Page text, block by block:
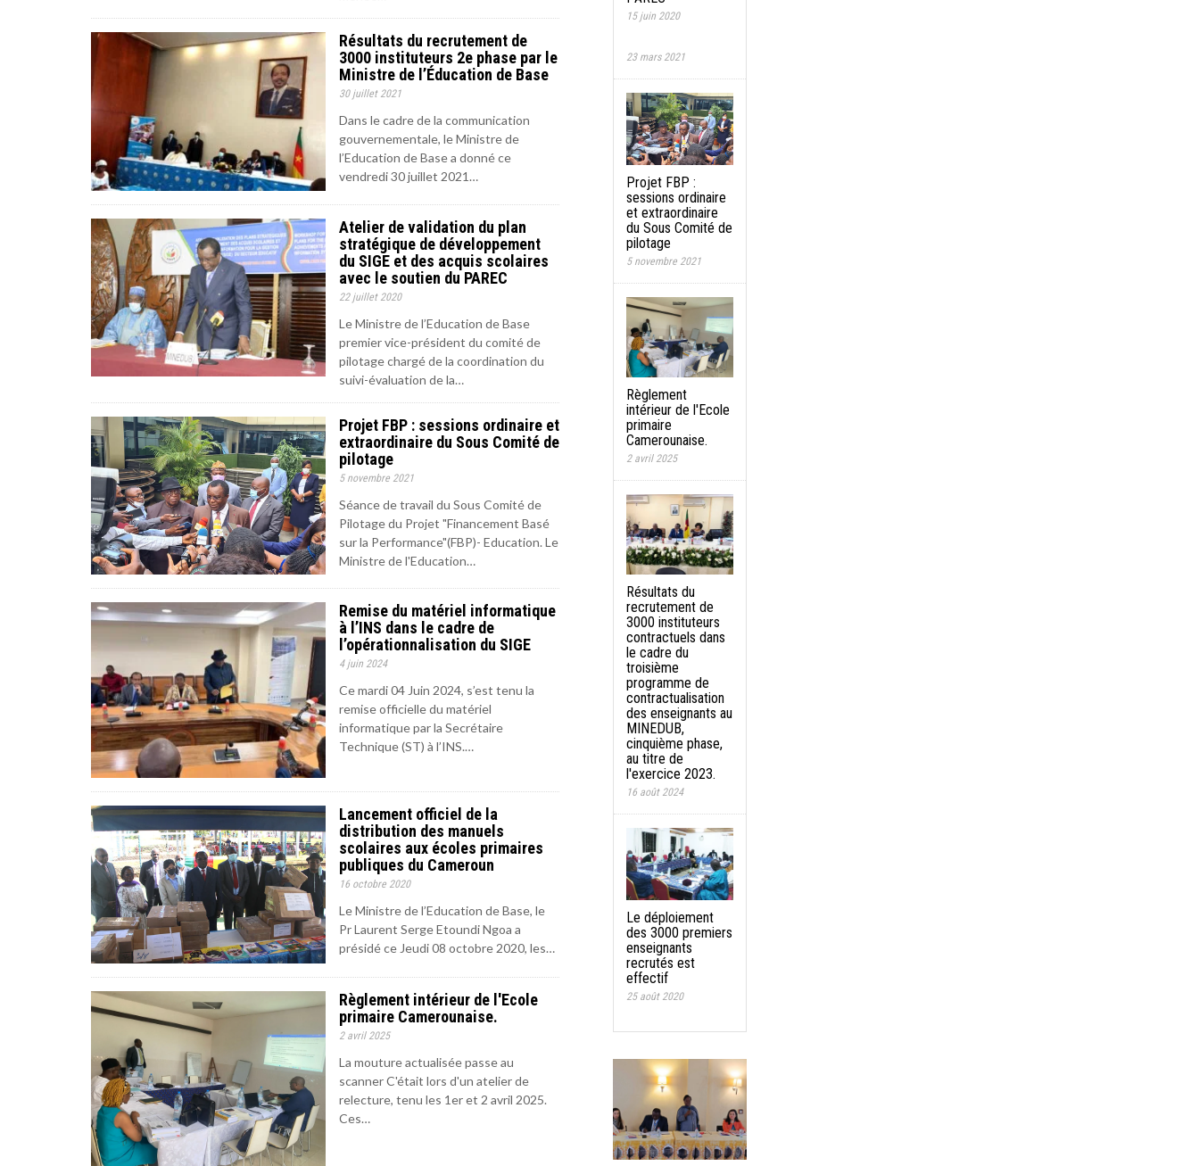
Résultats du recrutement de
3000 instituteurs 2e phase par le
Ministre de l’Éducation de Base
30 juillet 2021
Dans le cadre de la communication
gouvernementale, le Ministre de
l’Education de Base a donné ce
vendredi 30 juillet 2021…
Atelier de validation du plan
stratégique de développement
du SIGE et des acquis scolaires
avec le soutien du PAREC
22 juillet 2020
Le Ministre de l’Education de Base
premier vice-président du comité de
pilotage chargé de la coordination du
suivi-évaluation de la…
Projet FBP : sessions ordinaire et
extraordinaire du Sous Comité de
pilotage
5 novembre 2021
Séance de travail du Sous Comité de
Pilotage du Projet "Financement Basé
sur la Performance"(FBP)- Education. Le
Ministre de l'Education…
Remise du matériel informatique
à l’INS dans le cadre de
l’opérationnalisation du SIGE
4 juin 2024
Ce mardi 04 Juin 2024, s’est tenu la
remise officielle du matériel
informatique par la Secrétaire
Technique (ST) à l’INS.…
Lancement officiel de la
distribution des manuels
scolaires aux écoles primaires
publiques du Cameroun
16 octobre 2020
Le Ministre de l’Education de Base, le
Pr Laurent Serge Etoundi Ngoa a
présidé ce Jeudi 08 octobre 2020, les…
Règlement intérieur de l'Ecole
primaire Camerounaise.
2 avril 2025
La mouture actualisée passe au
scanner C'était lors d'un atelier de
relecture, tenu les 1er et 2 avril 2025.
Ces…
15 juin 2020
23 mars 2021
Projet FBP :
sessions ordinaire
et extraordinaire
du Sous Comité de
pilotage
5 novembre 2021
Règlement
intérieur de l'Ecole
primaire
Camerounaise.
2 avril 2025
Résultats du
recrutement de
3000 instituteurs
contractuels dans
le cadre du
troisième
programme de
contractualisation
des enseignants au
MINEDUB,
cinquième phase,
au titre de
l'exercice 2023.
16 août 2024
Le déploiement
des 3000 premiers
enseignants
recrutés est
effectif
25 août 2020